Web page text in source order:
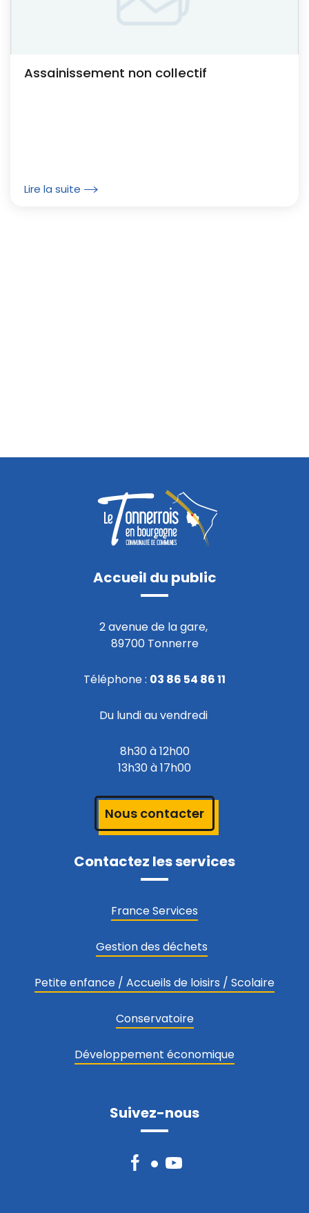
Assainissement non collectif
Lire la suite
Accueil du public
2 avenue de la gare,
89700 Tonnerre
Téléphone : 03 86 54 86 11
Du lundi au vendredi
8h30 à 12h00
13h30 à 17h00
Nous contacter
Contactez les services
France Services
Gestion des déchets
Petite enfance / Accueils de loisirs / Scolaire
Conservatoire
Développement économique
Suivez-nous
FacebookYouTube